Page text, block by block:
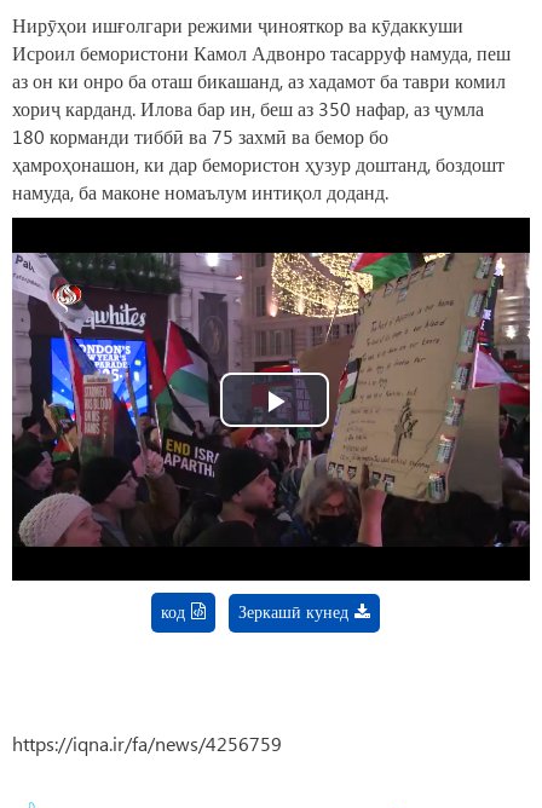
Нирӯҳои ишғолгари режими ҷинояткор ва кӯдаккуши
Исроил бемористони Камол Адвонро тасарруф намуда, пеш
аз он ки онро ба оташ бикашанд, аз хадамот ба таври комил
хориҷ карданд. Илова бар ин, беш аз 350 нафар, аз ҷумла
180 корманди тиббӣ ва 75 захмӣ ва бемор бо
ҳамроҳонашон, ки дар бемористон ҳузур доштанд, боздошт
намуда, ба маконе номаълум интиқол доданд.
Play
Video
код Зеркашӣ кунед
https://iqna.ir/fa/news/4256759